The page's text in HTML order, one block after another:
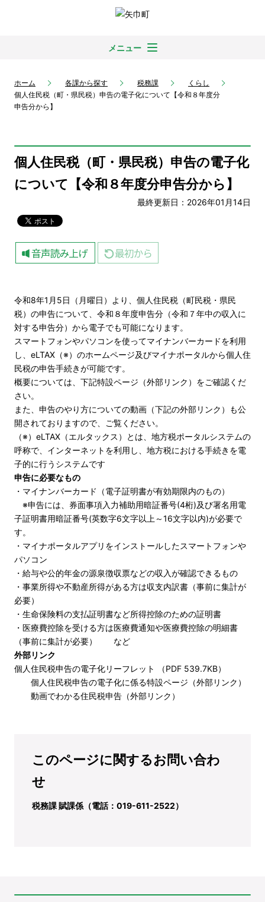
メニュー
ホーム 各課から探す 税務課
くらし
個人住民税（町・県民税）申告の電子化について【令和８年度分
申告分から】
個人住民税（町・県民税）申告の電子化
について【令和８年度分申告分から】
最終更新日：2026年01月14日
令和8年1月5日（月曜日）より、個人住民税（町民税・県民
税）の申告について、令和８年度申告分（令和７年中の収入に
対する申告分）から電子でも可能になります。
スマートフォンやパソコンを使ってマイナンバーカードを利用
し、eLTAX（※）のホームページ及びマイナポータルから個人住
民税の申告手続きが可能です。
概要については、下記特設ページ（外部リンク）をご確認くだ
さい。
また、申告のやり方についての動画（下記の外部リンク）も公
開されておりますので、ご覧ください。
（※）eLTAX（エルタックス）とは、地方税ポータルシステムの
呼称で、インターネットを利用し、地方税における手続きを電
子的に行うシステムです
申告に必要なもの
・マイナンバーカード（電子証明書が有効期限内のもの）
※申告には、券面事項入力補助用暗証番号(4桁)及び署名用電
子証明書用暗証番号(英数字6文字以上～16文字以内)が必要で
す。
・マイナポータルアプリをインストールしたスマートフォンや
パソコン
・給与や公的年金の源泉徴収票などの収入が確認できるもの
・事業所得や不動産所得がある方は収支内訳書（事前に集計が
必要）
・生命保険料の支払証明書など所得控除のための証明書
・医療費控除を受ける方は医療費通知や医療費控除の明細書
（事前に集計が必要） など
外部リンク
個人住民税申告の電子化リーフレット （PDF 539.7KB）
個人住民税申告の電子化に係る特設ページ（外部リンク）
動画でわかる住民税申告（外部リンク）
このページに関するお問い合わ
せ
税務課 賦課係（電話：019-611-2522）